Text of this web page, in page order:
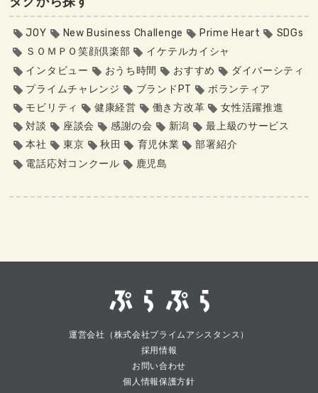
JOY New Business Challenge Prime Heart
SDGs
ＳＯＭＰＯ笑顔倶楽部
イケテルカイシャ
インタビュー
おうち時間 おすすめ
ダイバーシティ
プライムチャレンジ
ブランドPT
ボランティア
モビリティ
健康経営 働き方改革
女性活躍推進
対談
座談会 感謝の会 新潟
最上級のサービス
本社
東京 秋田 育児休業
部署紹介
電話応対コンクール
鹿児島
運営会社（株式会社プライムアシスタンス）
採用情報
お問い合わせ
個人情報保護方針